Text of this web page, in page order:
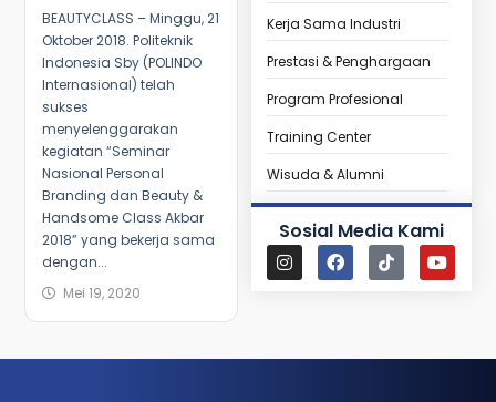
BEAUTYCLASS – Minggu, 21
Oktober 2018. Politeknik
Indonesia Sby (POLINDO
Internasional) telah
sukses
menyelenggarakan
kegiatan “Seminar
Nasional Personal
Branding dan Beauty &
Handsome Class Akbar
2018” yang bekerja sama
dengan...
Mei 19, 2020
Kerja Sama Industri
Prestasi & Penghargaan
Program Profesional
Training Center
Wisuda & Alumni
Sosial Media Kami